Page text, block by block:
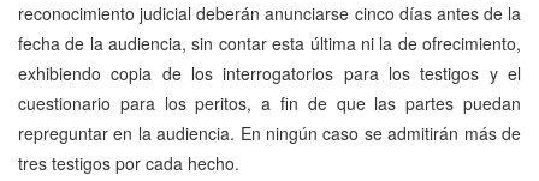
reconocimiento judicial deberán anunciarse cinco días antes de la
fecha de la audiencia, sin contar esta última ni la de ofrecimiento,
exhibiendo copia de los interrogatorios para los testigos y el
cuestionario para los peritos, a fin de que las partes puedan
repreguntar en la audiencia. En ningún caso se admitirán más de
tres testigos por cada hecho.